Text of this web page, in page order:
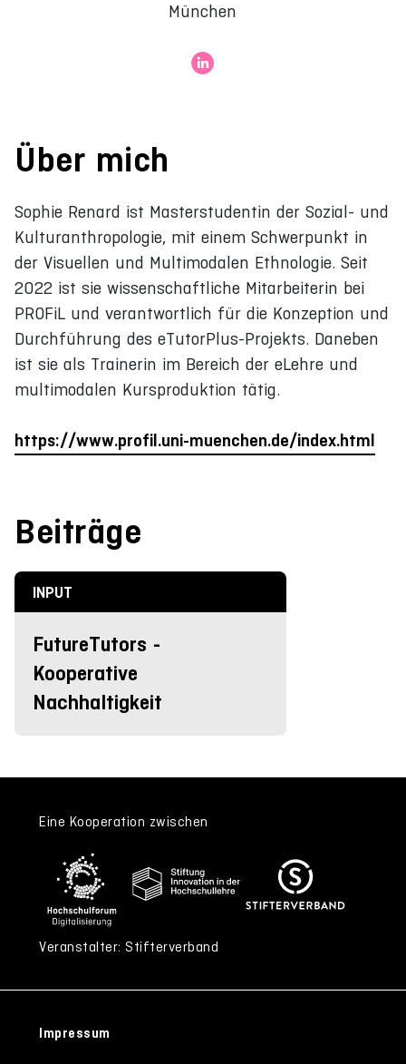
München
Über mich
Sophie Renard ist Masterstudentin der Sozial- und
Kulturanthropologie, mit einem Schwerpunkt in
der Visuellen und Multimodalen Ethnologie. Seit
2022 ist sie wissenschaftliche Mitarbeiterin bei
PROFiL und verantwortlich für die Konzeption und
Durchführung des eTutorPlus-Projekts. Daneben
ist sie als Trainerin im Bereich der eLehre und
multimodalen Kursproduktion tätig.
https://www.profil.uni-muenchen.de/index.html
Beiträge
INPUT
FutureTutors -
Kooperative
Nachhaltigkeit
Eine Kooperation zwischen
Veranstalter: Stifterverband
Impressum